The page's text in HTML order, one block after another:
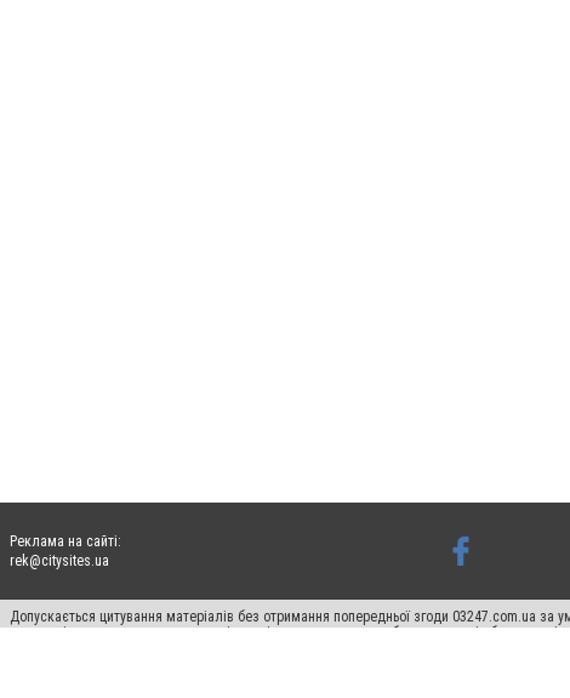
Реклама на сайті:
rek@citysites.ua
Допускається цитування матеріалів без отримання попередньої згоди 03247.com.ua
систем гіперпосилання на цитовані статті не нижче другого абзацу в тексті або в